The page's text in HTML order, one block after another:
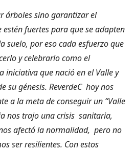
árboles sino garantizar el
fuertes para que se adapten
suelo, por eso cada esfuerzo que
y celebrarlo como el
iniciativa que nació en el Valle y
su génesis. ReverdeC hoy nos
a la meta de conseguir un “Valle
nos trajo una crisis sanitaria,
afectó la normalidad, pero no
ser resilientes. Con estos